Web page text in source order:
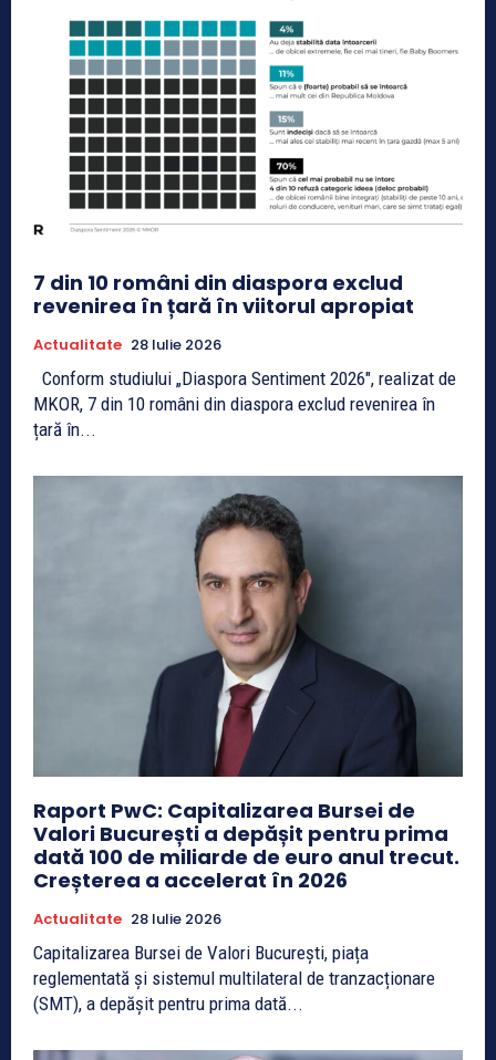
7 din 10 români din diaspora exclud
revenirea în țară în viitorul apropiat
Actualitate 28 Iulie 2026
Conform studiului „Diaspora Sentiment 2026", realizat de
MKOR, 7 din 10 români din diaspora exclud revenirea în
țară în...
Raport PwC: Capitalizarea Bursei de
Valori București a depășit pentru prima
dată 100 de miliarde de euro anul trecut.
Creșterea a accelerat în 2026
Actualitate 28 Iulie 2026
Capitalizarea Bursei de Valori București, piața
reglementată și sistemul multilateral de tranzacționare
(SMT), a depășit pentru prima dată...